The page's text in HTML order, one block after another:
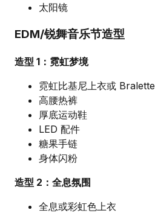
太阳镜
EDM/锐舞音乐节造型
造型 1：霓虹梦境
霓虹比基尼上衣或 Bralette
高腰热裤
厚底运动鞋
LED 配件
糖果手链
身体闪粉
造型 2：全息氛围
全息或彩虹色上衣